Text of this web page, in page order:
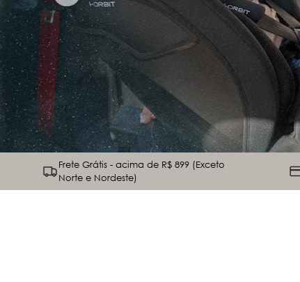
Frete Grátis - acima de R$ 899 (Exceto
Norte e Nordeste)